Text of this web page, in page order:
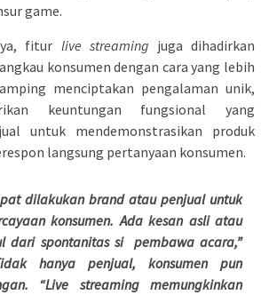
game.
fitur live streaming juga dihadirkan
konsumen dengan cara yang lebih
menciptakan pengalaman unik,
keuntungan fungsional yang
untuk mendemonstrasikan produk
langsung pertanyaan konsumen.
dilakukan brand atau penjual untuk
konsumen. Ada kesan asli atau
dari spontanitas si pembawa acara,”
hanya penjual, konsumen pun
“Live streaming memungkinkan